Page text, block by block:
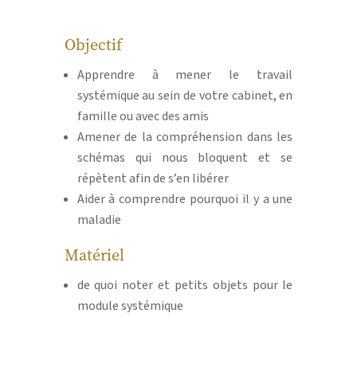
Objectif
Apprendre à mener le travail
systémique au sein de votre cabinet, en
famille ou avec des amis
Amener de la compréhension dans les
schémas qui nous bloquent et se
répètent afin de s’en libérer
Aider à comprendre pourquoi il y a une
maladie
Matériel
de quoi noter et petits objets pour le
module systémique